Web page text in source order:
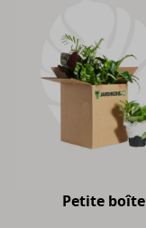
Petite boîte